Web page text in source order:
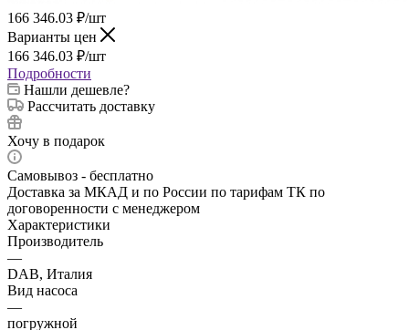
166 346.03 ₽/шт
Варианты цен
166 346.03 ₽/шт
Подробности
Нашли дешевле?
Рассчитать доставку
Хочу в подарок
Самовывоз - бесплатно
Доставка за МКАД и по России по тарифам ТК по
договоренности с менеджером
Характеристики
Производитель
—
DAB, Италия
Вид насоса
—
погружной